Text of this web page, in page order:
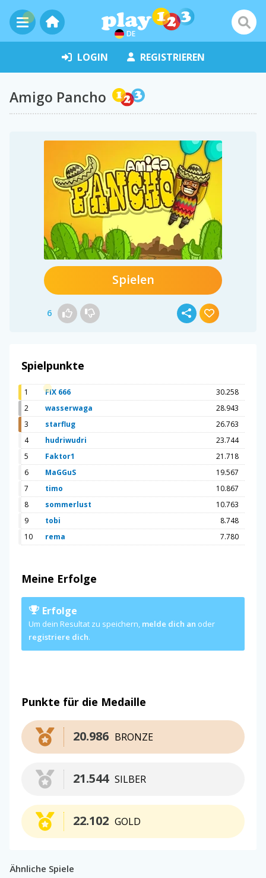
DE
LOGIN REGISTRIEREN
Amigo Pancho
Spielen
6
Spielpunkte
1 FIX 666
30.258
2
wasserwaga
28.943
3
starflug
26.763
4
hudriwudri
23.744
5
Faktor1
21.718
6
MaGGuS
19.567
7
timo
10.867
8
sommerlust
10.763
9
tobi
8.748
10
rema 7.780
Meine Erfolge
Erfolge
Um dein Resultat zu speichern, melde dich an oder
registriere dich.
Punkte für die Medaille
BRONZE
20.986
SILBER
21.544
GOLD
22.102
Ähnliche Spiele